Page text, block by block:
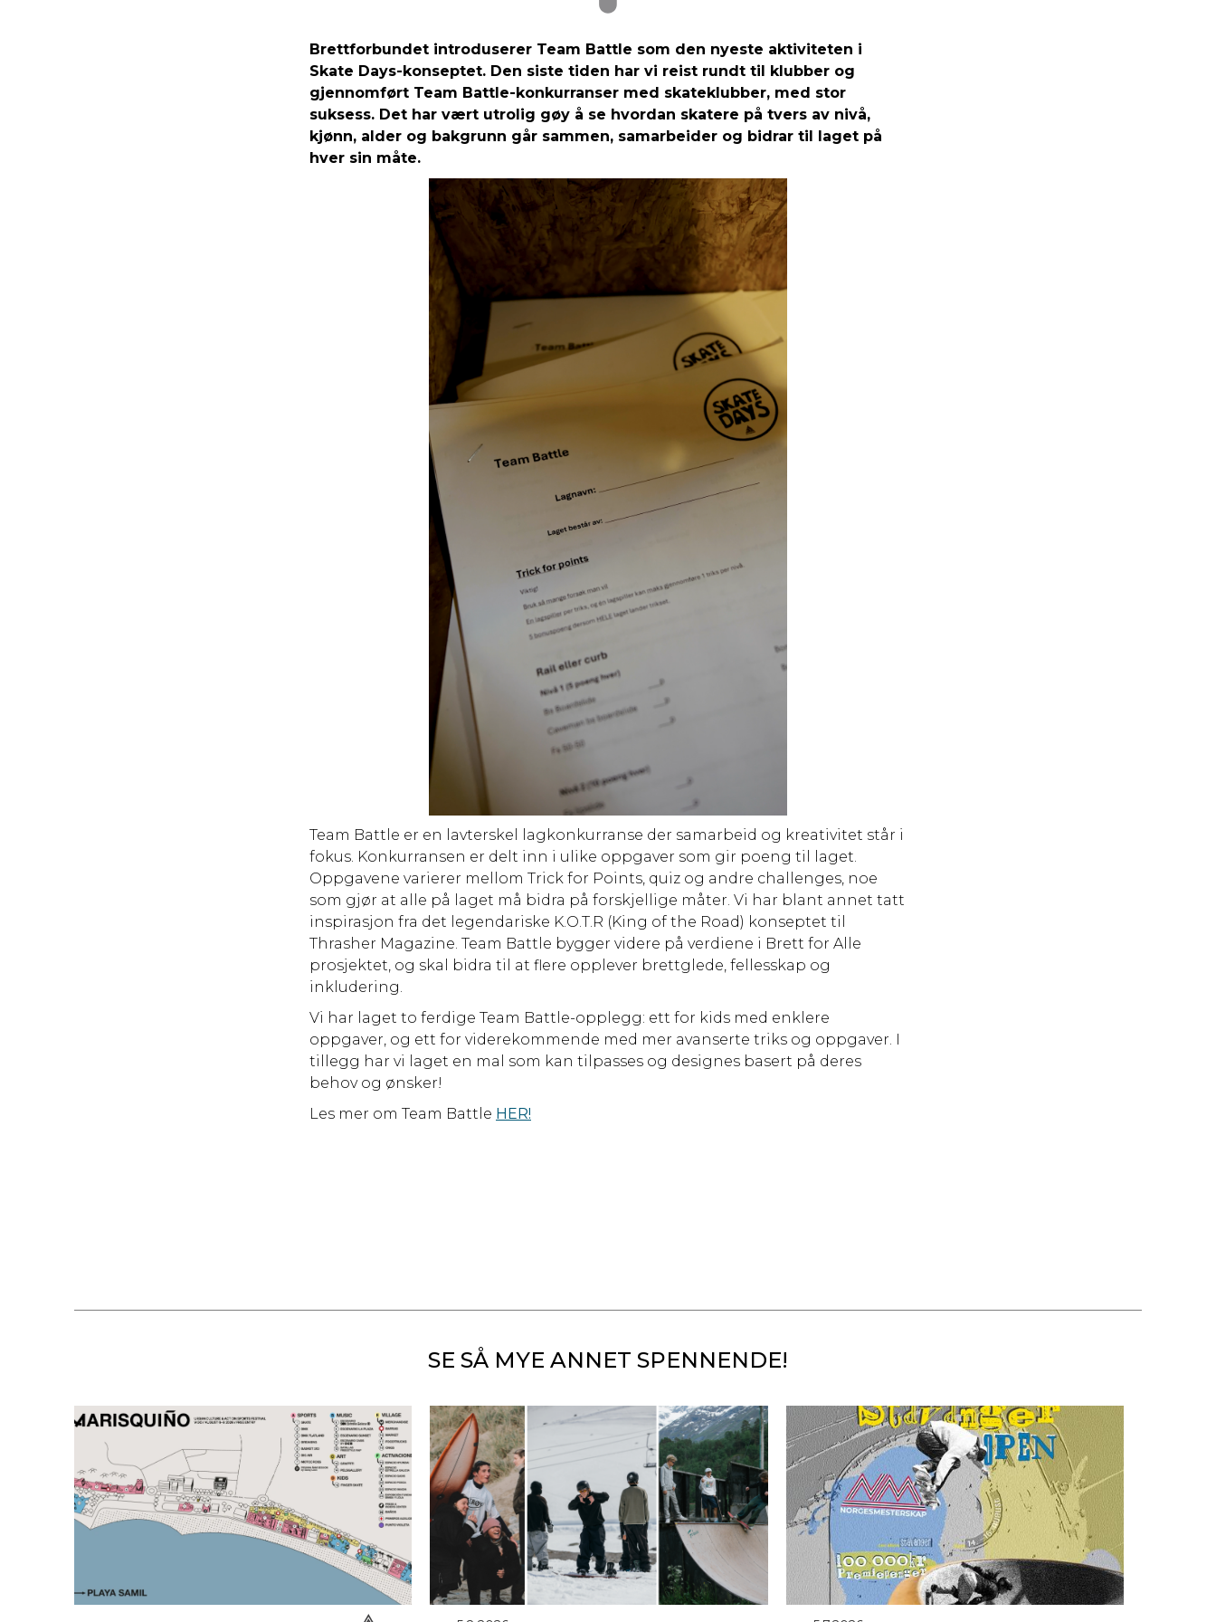
Brettforbundet introduserer Team Battle som den nyeste aktiviteten i
Skate Days-konseptet. Den siste tiden har vi reist rundt til klubber og
gjennomført Team Battle-konkurranser med skateklubber, med stor
suksess. Det har vært utrolig gøy å se hvordan skatere på tvers av nivå,
kjønn, alder og bakgrunn går sammen, samarbeider og bidrar til laget på
hver sin måte.
Team Battle er en lavterskel lagkonkurranse der samarbeid og kreativitet står i
fokus. Konkurransen er delt inn i ulike oppgaver som gir poeng til laget.
Oppgavene varierer mellom Trick for Points, quiz og andre challenges, noe
som gjør at alle på laget må bidra på forskjellige måter. Vi har blant annet tatt
inspirasjon fra det legendariske K.O.T.R (King of the Road) konseptet til
Thrasher Magazine. Team Battle bygger videre på verdiene i Brett for Alle
prosjektet, og skal bidra til at flere opplever brettglede, fellesskap og
inkludering.
Vi har laget to ferdige Team Battle-opplegg: ett for kids med enklere
oppgaver, og ett for viderekommende med mer avanserte triks og oppgaver. I
tillegg har vi laget en mal som kan tilpasses og designes basert på deres
behov og ønsker!
Les mer om Team Battle HER!
SE SÅ MYE ANNET SPENNENDE!